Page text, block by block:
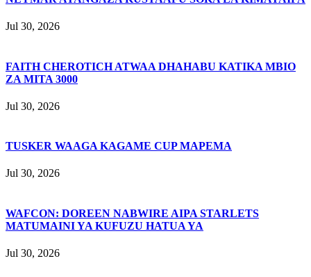
Jul 30, 2026
FAITH CHEROTICH ATWAA DHAHABU KATIKA MBIO
ZA MITA 3000
Jul 30, 2026
TUSKER WAAGA KAGAME CUP MAPEMA
Jul 30, 2026
WAFCON: DOREEN NABWIRE AIPA STARLETS
MATUMAINI YA KUFUZU HATUA YA
Jul 30, 2026